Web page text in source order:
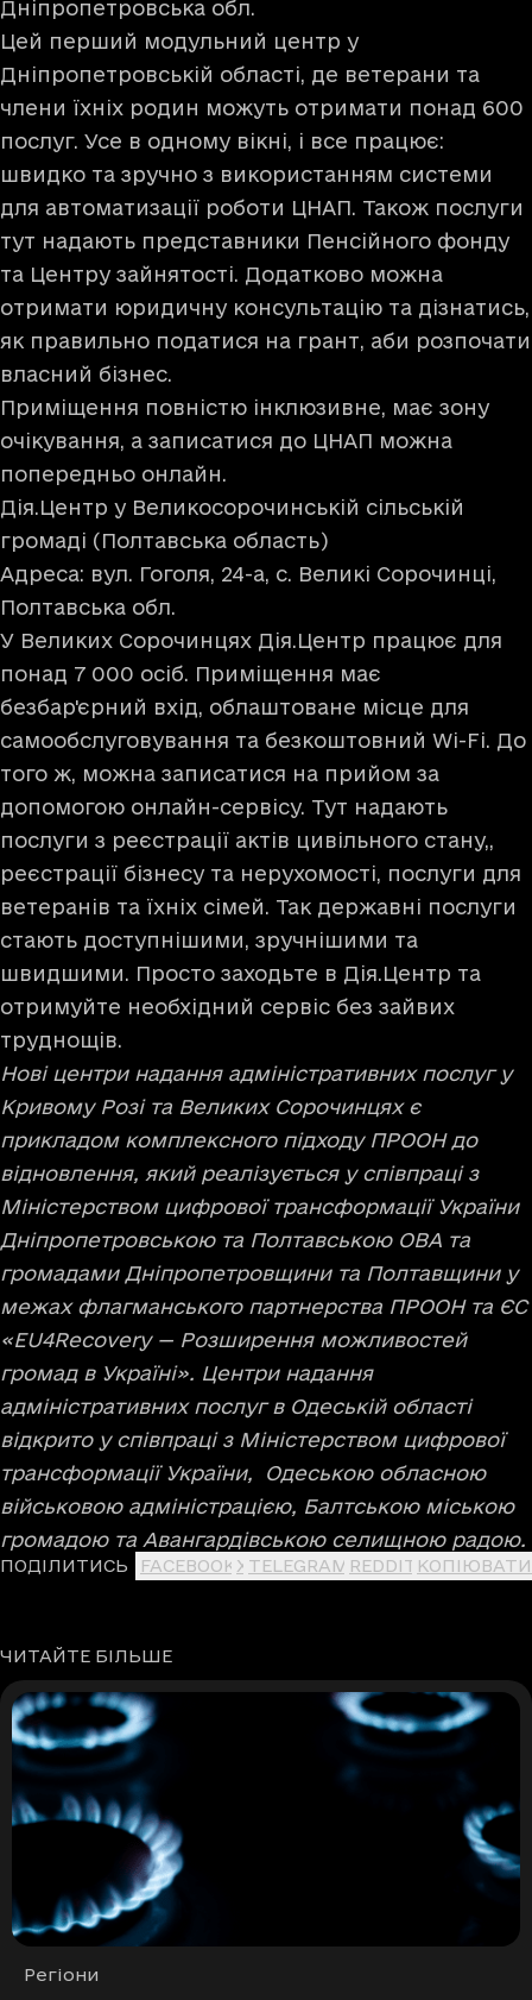
Дніпропетровська обл.
Цей перший модульний центр у
Дніпропетровській області, де ветерани та
члени їхніх родин можуть отримати понад 600
послуг. Усе в одному вікні, і все працює:
швидко та зручно з використанням системи
для автоматизації роботи ЦНАП. Також послуги
тут надають представники Пенсійного фонду
та Центру зайнятості. Додатково можна
отримати юридичну консультацію та дізнатись,
як правильно податися на грант, аби розпочати
власний бізнес.
Приміщення повністю інклюзивне, має зону
очікування, а записатися до ЦНАП можна
попередньо онлайн.
Дія.Центр у Великосорочинській сільській
громаді (Полтавська область)
Адреса: вул. Гоголя, 24-а, с. Великі Сорочинці,
Полтавська обл.
У Великих Сорочинцях Дія.Центр працює для
понад 7 000 осіб. Приміщення має
безбар'єрний вхід, облаштоване місце для
самообслуговування та безкоштовний Wi-Fi. До
того ж, можна записатися на прийом за
допомогою онлайн-сервісу. Тут надають
послуги з реєстрації актів цивільного стану,,
реєстрації бізнесу та нерухомості, послуги для
ветеранів та їхніх сімей. Так державні послуги
стають доступнішими, зручнішими та
швидшими. Просто заходьте в Дія.Центр та
отримуйте необхідний сервіс без зайвих
труднощів.
Нові центри надання адміністративних послуг у
Кривому Розі та Великих Сорочинцях є
прикладом комплексного підходу ПРООН до
відновлення, який реалізується у співпраці з
Міністерством цифрової трансформації України
Дніпропетровською та Полтавською ОВА та
громадами Дніпропетровщини та Полтавщини у
межах флагманського партнерства ПРООН та ЄС
«EU4Recovery — Розширення можливостей
громад в Україні». Центри надання
адміністративних послуг в Одеській області
відкрито у співпраці з Міністерством цифрової
трансформації України, Одеською обласною
військовою адміністрацією, Балтською міською
громадою та Авангардівською селищною радою.
ПОДІЛИТИСЬ FACEBOOK X TELEGRAM REDDIT КОПІЮВАТИ
ЧИТАЙТЕ БІЛЬШЕ
Рубрики
Регіони